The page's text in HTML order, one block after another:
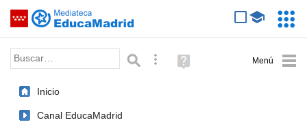
Saltar navegación
Palabra o frase: Búsqueda avanzada
Ayuda
(en
Inicio
Canal EducaMadrid